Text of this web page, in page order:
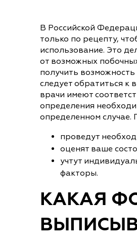
В Российской
только по рецепту,
использование. Это
от возможных
получить
следует обратиться к
врачи имеют
определения
определенном случае.
проведут
оценят ваше
учтут
факторы.
КАКАЯ